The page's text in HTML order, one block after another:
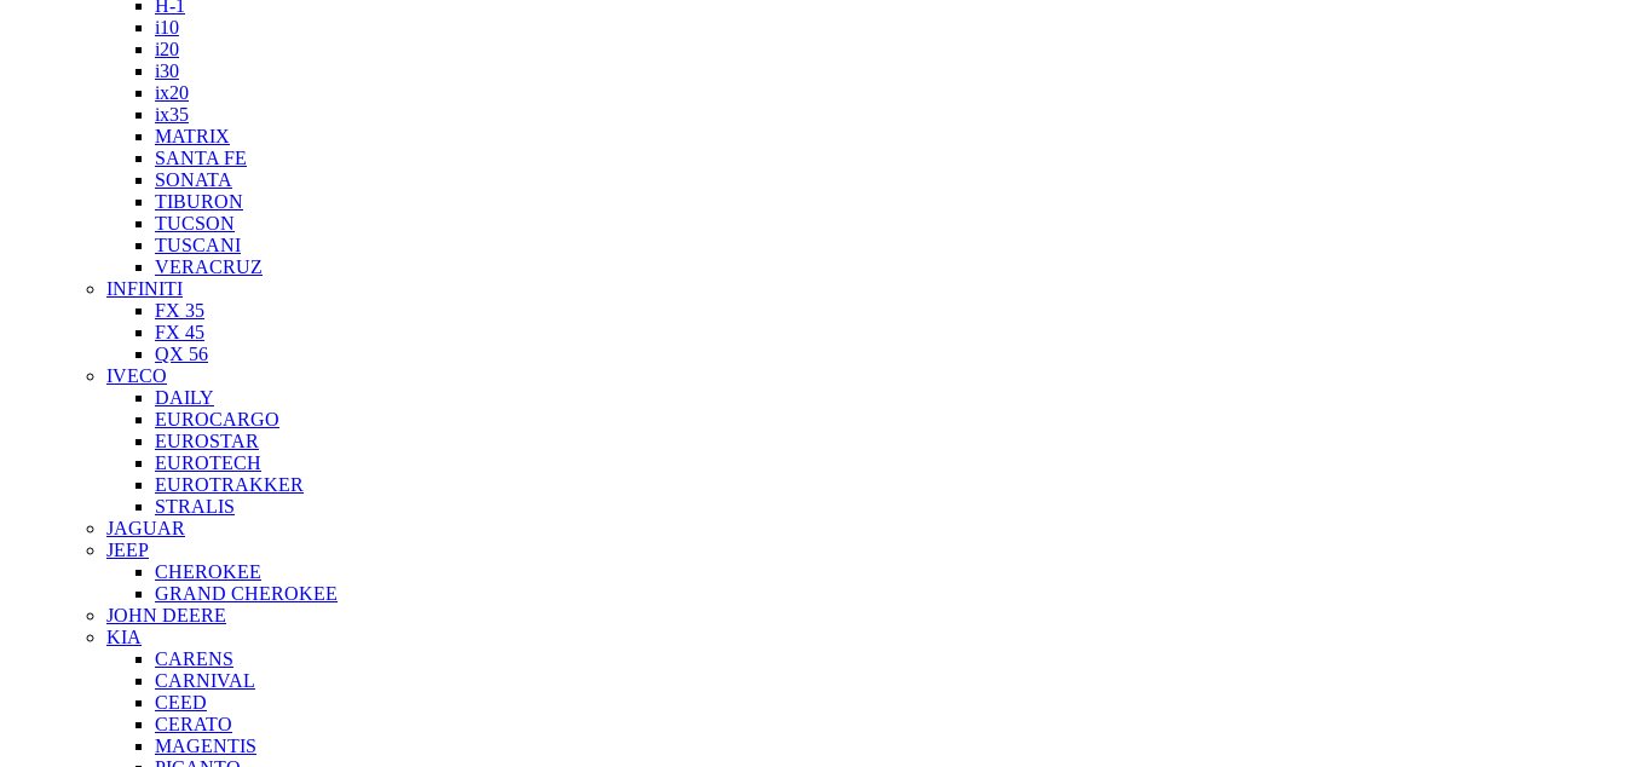
H-1
i10
i20
i30
ix20
ix35
MATRIX
SANTA FE
SONATA
TIBURON
TUCSON
TUSCANI
VERACRUZ
INFINITI
FX 35
FX 45
QX 56
IVECO
DAILY
EUROCARGO
EUROSTAR
EUROTECH
EUROTRAKKER
STRALIS
JAGUAR
JEEP
CHEROKEE
GRAND CHEROKEE
JOHN DEERE
KIA
CARENS
CARNIVAL
CEED
CERATO
MAGENTIS